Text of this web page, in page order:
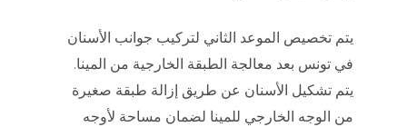
يتم تخصيص الموعد الثاني لتركيب جوانب الأسنان
في تونس بعد معالجة الطبقة الخارجية من المينا.
يتم تشكيل الأسنان عن طريق إزالة طبقة صغيرة
من الوجه الخارجي للمينا لضمان مساحة لأوجه